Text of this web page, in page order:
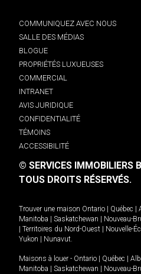
COMMUNIQUEZ AVEC NOUS
SALLE DES MÉDIAS
BLOGUE
PROPRIÉTÉS LUXUEUSES
COMMERCIAL
INTRANET
AVIS JURIDIQUE
CONFIDENTIALITÉ
TÉMOINS
ACCESSIBILITÉ
© SERVICES IMMOBILIERS
TOUS DROITS RÉSERVÉS.
Trouver une maison Ontario Québec
Manitoba
Saskatchewan Nouveau-
Territoires du Nord-Ouest Nouvelle-
Yukon
Nunavut.
Maisons à louer - Ontario Québec
Manitoba
Saskatchewan Nouveau-